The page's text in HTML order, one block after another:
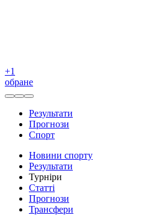
+1
обране
Результати
Прогнози
Спорт
Новини спорту
Результати
Турніри
Статті
Прогнози
Трансфери